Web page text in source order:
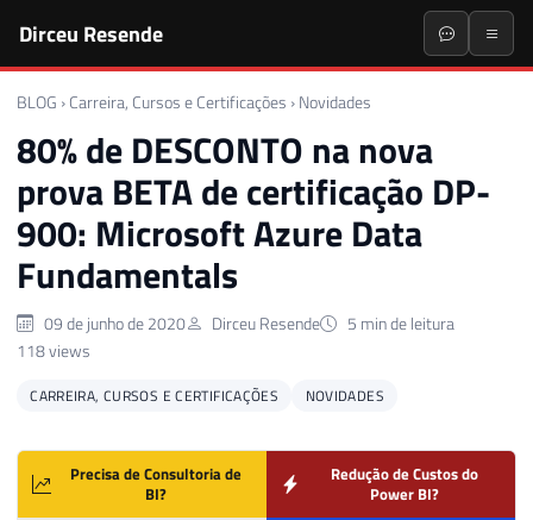
Dirceu Resende
BLOG › Carreira, Cursos e Certificações › Novidades
80% de DESCONTO na nova
prova BETA de certificação DP-
900: Microsoft Azure Data
Fundamentals
09 de junho de 2020 Dirceu Resende
5 min de leitura
118 views
CARREIRA, CURSOS E CERTIFICAÇÕES NOVIDADES
Precisa de Consultoria de
BI?
Redução de Custos do
Power BI?